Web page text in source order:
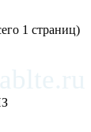
1 страниц)